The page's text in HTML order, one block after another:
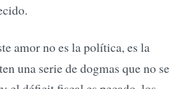
amor no es la política, es la
una serie de dogmas que no se